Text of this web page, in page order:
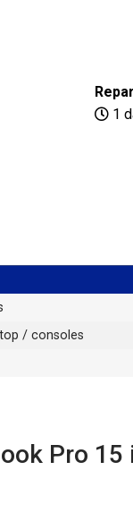
1
/ consoles
Pro